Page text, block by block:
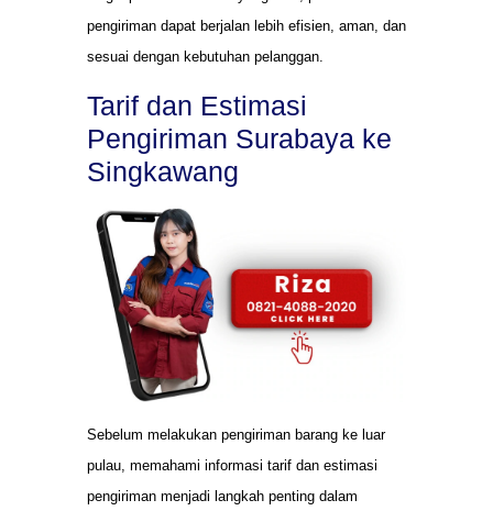
pengiriman dapat berjalan lebih efisien, aman, dan
sesuai dengan kebutuhan pelanggan.
Tarif dan Estimasi
Pengiriman Surabaya ke
Singkawang
Sebelum melakukan pengiriman barang ke luar
pulau, memahami informasi tarif dan estimasi
pengiriman menjadi langkah penting dalam